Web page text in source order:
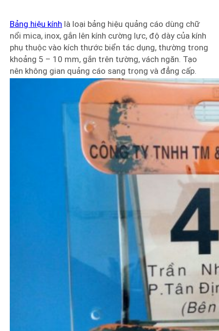
Bảng hiệu kính là loại bảng hiệu quảng cáo dùng chữ
nổi mica, inox, gắn lên kính cường lực, độ dày của kính
phụ thuộc vào kích thước biển tác dụng, thường trong
khoảng 5 – 10 mm, gắn trên tường, vách ngăn. Tạo
nên không gian quảng cáo sang trọng và đẳng cấp.